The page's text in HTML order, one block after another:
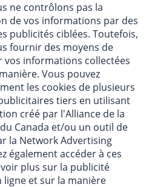
ne contrôlons pas la
de vos informations par des
publicités ciblées. Toutefois,
fournir des moyens de
vos informations collectées
Vous pouvez
les cookies de plusieurs
tiers en utilisant
créé par l'Alliance de la
Canada et/ou un outil de
la Network Advertising
également accéder à ces
plus sur la publicité
et sur la manière